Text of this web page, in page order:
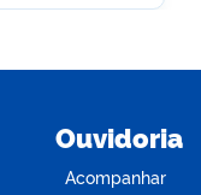
Ouvidoria
Acompanhar